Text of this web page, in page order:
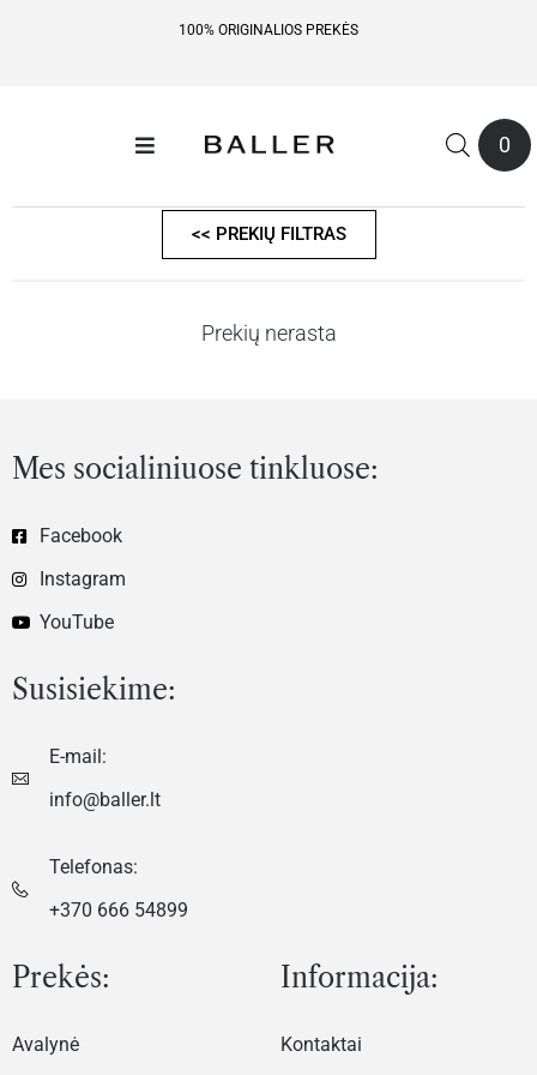
100% ORIGINALIOS PREKĖS
0
<< PREKIŲ FILTRAS
Prekių nerasta
Mes socialiniuose tinkluose:
Facebook
Instagram
YouTube
Susisiekime:
E-mail:
info@baller.lt
Telefonas:
+370 666 54899
Prekės:
Avalynė
Informacija:
Kontaktai